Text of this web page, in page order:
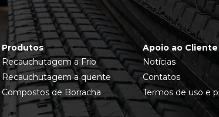
Produtos
Recauchutagem a Frio
Recauchutagem a quente
Compostos de Borracha
Apoio ao Cliente
Notícias
Contatos
Termos de uso e